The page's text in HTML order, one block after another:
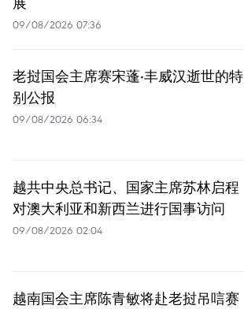
09/08/2026 07:36
老挝国会主席赛宋蓬·丰威汉逝世的特
别公报
09/08/2026 06:34
越共中央总书记、国家主席苏林启程
对澳大利亚和新西兰进行国事访问
09/08/2026 02:04
越南国会主席陈青敏将赴老挝吊唁赛